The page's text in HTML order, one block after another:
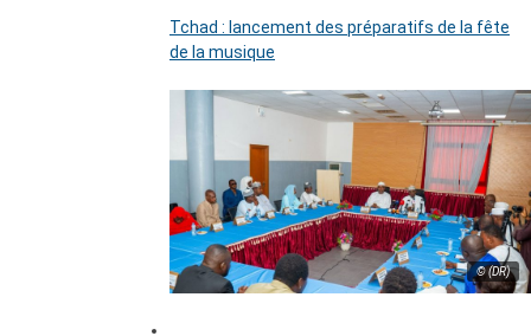
Tchad : lancement des préparatifs de la fête
de la musique
© (DR)